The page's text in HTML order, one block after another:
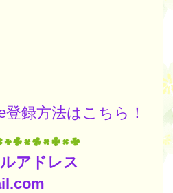
録方法はこちら！
アドレス